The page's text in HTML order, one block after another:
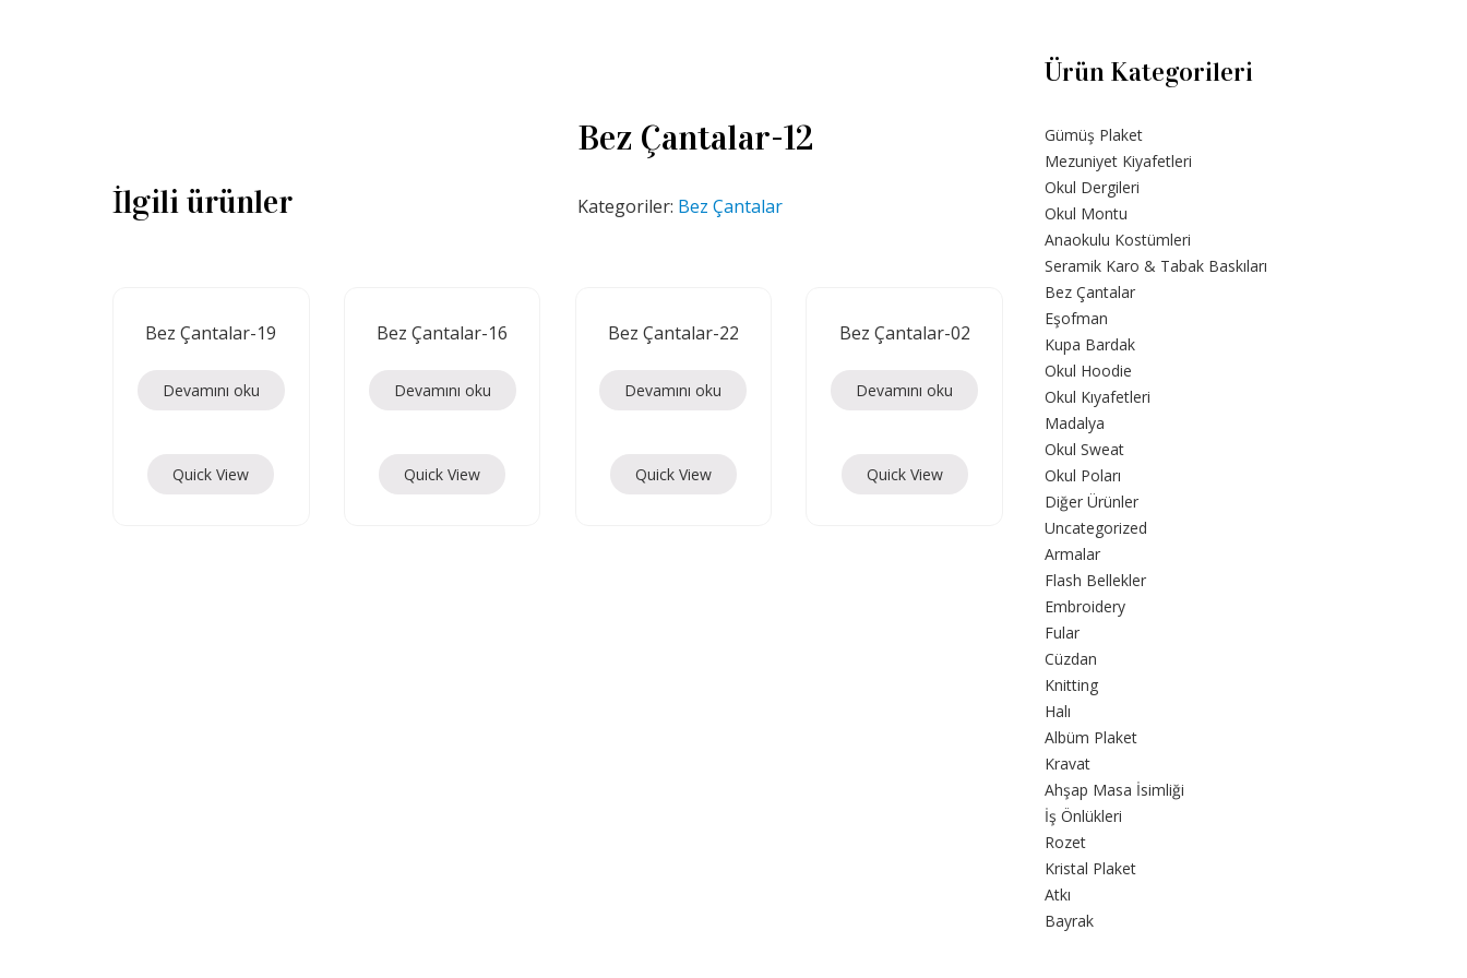
Bez Çantalar-12
Kategoriler: Bez Çantalar
İlgili ürünler
Bez Çantalar-19
Devamını oku
Quick View
Bez Çantalar-16
Devamını oku
Quick View
Bez Çantalar-22
Devamını oku
Quick View
Bez Çantalar-02
Devamını oku
Quick View
Ürün Kategorileri
Gümüş Plaket
Mezuniyet Kiyafetleri
Okul Dergileri
Okul Montu
Anaokulu Kostümleri
Seramik Karo & Tabak Baskıları
Bez Çantalar
Eşofman
Kupa Bardak
Okul Hoodie
Okul Kıyafetleri
Madalya
Okul Sweat
Okul Poları
Diğer Ürünler
Uncategorized
Armalar
Flash Bellekler
Embroidery
Fular
Cüzdan
Knitting
Halı
Albüm Plaket
Kravat
Ahşap Masa İsimliği
İş Önlükleri
Rozet
Kristal Plaket
Atkı
Bayrak